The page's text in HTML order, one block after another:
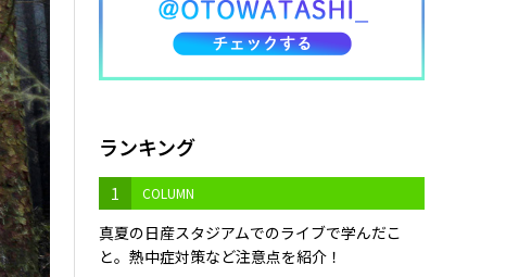
ランキング
1 COLUMN
真夏の日産スタジアムでのライブで学んだこ
と。熱中症対策など注意点を紹介！